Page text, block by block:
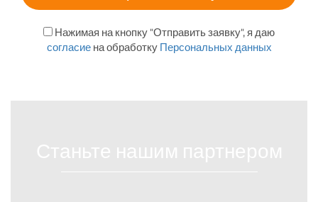
Нажимая на кнопку "Отправить заявку", я даю
согласиена обработку Персональных данных